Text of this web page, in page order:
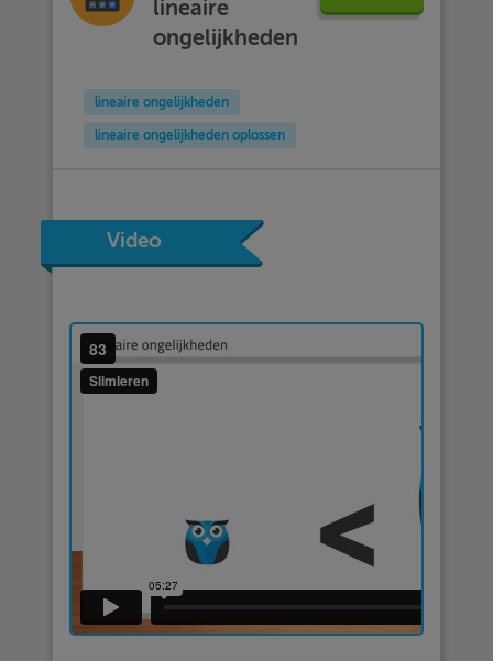
lineaire
ongelijkheden
lineaire ongelijkheden
lineaire ongelijkheden oplossen
Video